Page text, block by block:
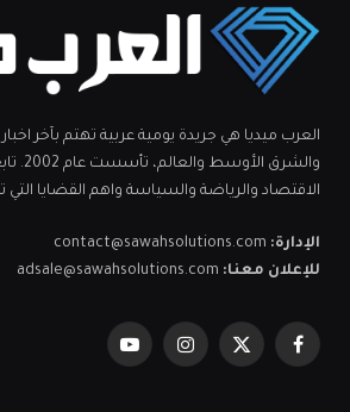
العرب ميديا هي جريدة يومية عربية تهتم بآخر
والشرق
الاقتصاد والرياضة والسياسة واهم القضايا التي
الإدارة: contact@sawahsolutions.com
للإعلان معنا: adsale@sawahsolutions.com
فيسبوكX
الانستغراميوتيوب